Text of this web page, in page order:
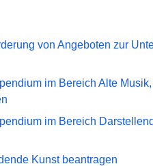
von Angeboten zur
im Bereich Alte
im Bereich
Kunst beantragen